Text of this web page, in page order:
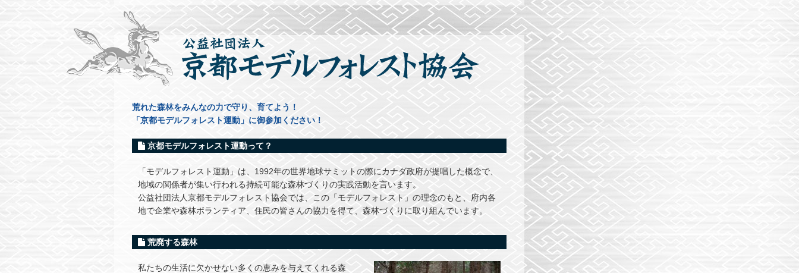
荒れた森林をみんなの力で守り、育てよう！
「京都モデルフォレスト運動」に御参加ください！
京都モデルフォレスト運動って？
「モデルフォレスト運動」は、1992年の世界地球サミットの際にカナダ政府が提唱した概念で、
地域の関係者が集い行われる持続可能な森林づくりの実践活動を言います。
公益社団法人京都モデルフォレスト協会では、この「モデルフォレスト」の理念のもと、府内各
地で企業や森林ボランティア、住民の皆さんの協力を得て、森林づくりに取り組んでいます。
荒廃する森林
私たちの生活に欠かせない多くの恵みを与えてくれる森